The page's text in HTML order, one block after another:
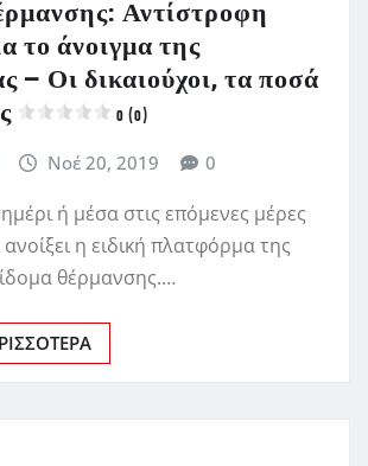
Αντίστροφη
το άνοιγμα της
– Οι δικαιούχοι, τα ποσά
0 (0)
Νοέ 20, 2019 0
ή μέσα στις επόμενες μέρες
η ειδική πλατφόρμα της
θέρμανσης.…